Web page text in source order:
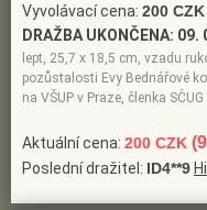
Vyvolávací cena: 200 CZK
DRAŽBA UKONČENA: 09.
lept, 25,7 x 18,5 cm, vzadu
pozůstalosti Evy Bednářové
na VŠUP v Praze, členka
Aktuální cena: 200 CZK
Poslední dražitel: ID4**9